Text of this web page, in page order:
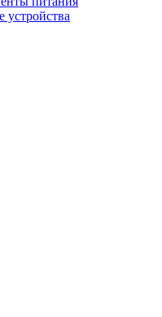
устройства